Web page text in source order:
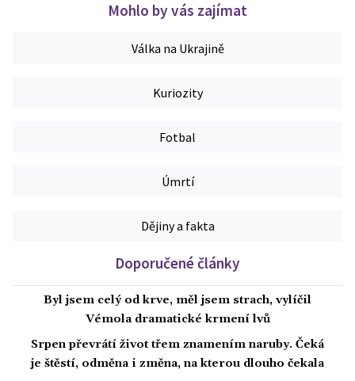
Mohlo by vás zajímat
Válka na Ukrajině
Kuriozity
Fotbal
Úmrtí
Dějiny a fakta
Doporučené články
Byl jsem celý od krve, měl jsem strach, vylíčil
Vémola dramatické krmení lvů
Srpen převrátí život třem znamením naruby. Čeká
je štěstí, odměna i změna, na kterou dlouho čekala